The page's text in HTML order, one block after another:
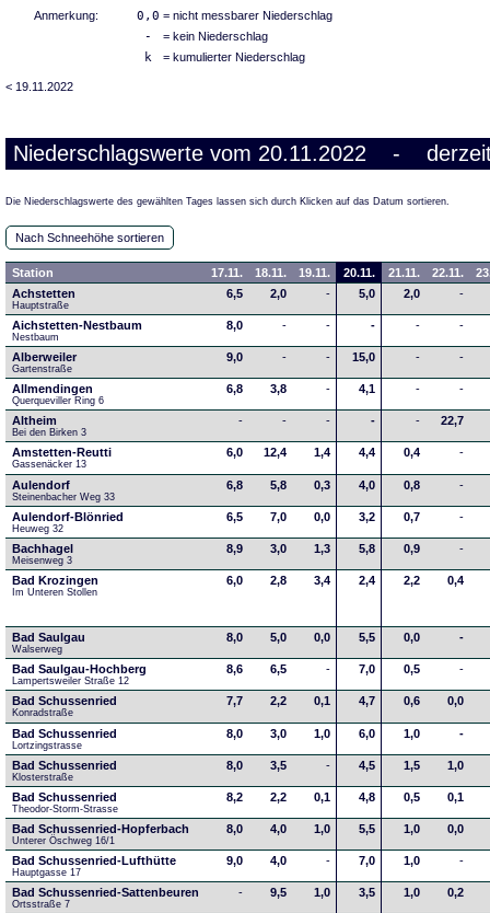
Anmerkung: 0,0 = nicht messbarer Niederschlag
- = kein Niederschlag
k = kumulierter Niederschlag
< 19.11.2022
Niederschlagswerte vom 20.11.2022 -
Die Niederschlagswerte des gewählten Tages lassen sich durch Klicken auf das Datum sortieren.
Nach Schneehöhe sortieren
Station 17.11. 18.11. 19.11. 20.11. 21.11. 22.11.
Achstetten
Hauptstraße
6,5 2,0 - 5,0 2,0 -
Aichstetten-Nestbaum
Nestbaum
8,0 - - - - -
Alberweiler
Gartenstraße
9,0 - - 15,0 - -
Allmendingen
Querqueviller Ring 6
6,8 3,8 - 4,1 - -
Altheim
Bei den Birken 3
- - - - - 22,7
Amstetten-Reutti
Gassenäcker 13
6,0 12,4 1,4 4,4 0,4 -
Aulendorf
Steinenbacher Weg 33
6,8 5,8 0,3 4,0 0,8 -
Aulendorf-Blönried
Heuweg 32
6,5 7,0 0,0 3,2 0,7 -
Bachhagel
Meisenweg 3
8,9 3,0 1,3 5,8 0,9 -
Bad Krozingen
Im Unteren Stollen
6,0 2,8 3,4 2,4 2,2 0,4
Bad Saulgau
Walserweg
8,0 5,0 0,0 5,5 0,0 -
Bad Saulgau-Hochberg
Lampertsweiler Straße 12
8,6 6,5 - 7,0 0,5 -
Bad Schussenried
Konradstraße
7,7 2,2 0,1 4,7 0,6 0,0
Bad Schussenried
Lortzingstrasse
8,0 3,0 1,0 6,0 1,0 -
Bad Schussenried
Klosterstraße
8,0 3,5 - 4,5 1,5 1,0
Bad Schussenried
Theodor-Storm-Strasse
8,2 2,2 0,1 4,8 0,5 0,1
Bad Schussenried-Hopferbach
Unterer Öschweg 16/1
8,0 4,0 1,0 5,5 1,0 0,0
Bad Schussenried-Lufthütte
Hauptgasse 17
9,0 4,0 - 7,0 1,0 -
Bad Schussenried-Sattenbeuren
Ortsstraße 7
- 9,5 1,0 3,5 1,0 0,2